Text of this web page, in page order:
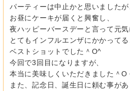
パーティーは中止かと思いましたが
お昼にケーキが届くと興奮し、
夜ハッピーバースデーと言って元気
とてもインフルエンザにかかって
ベストショットでした＾O^
今回で3回目になりますが、
本当に美味しくいただきました＾O
また、記念日、誕生日に頼む事が